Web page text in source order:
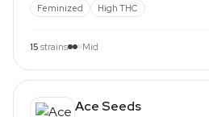
Feminized High THC
15 strains Mid
Ace Seeds